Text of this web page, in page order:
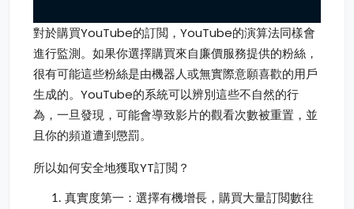
對於購買YouTube的訂閲，YouTube的演算法同樣會
進行監測。如果你選擇購買來自廉價服務提供的粉絲，
很有可能這些粉絲是由機器人或無實際意願喜歡的用戶
生成的。YouTube的系統可以辨別這些不自然的行
為，一旦發現，可能會導致影片的觀看次數被重置，並
且你的頻道遭到懲罰。
所以如何安全地獲取YT訂閲？
真實度第一：選擇有機增長，購買大量訂閲數往